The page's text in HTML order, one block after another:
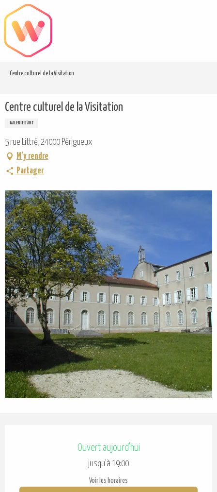
au
contenu
principal
Centre culturel de la Visitation
Centre culturel de la Visitation
GALERIE D'ART
5 rue Littré, 24000 Périgueux
M'y rendre
Partager
Ouvert aujourd'hui
jusqu'à 19:00
Voir les horaires